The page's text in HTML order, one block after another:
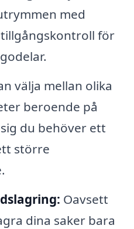
med
för
välja mellan olika
beroende på
du behöver ett
större
Oavsett
dina saker bara